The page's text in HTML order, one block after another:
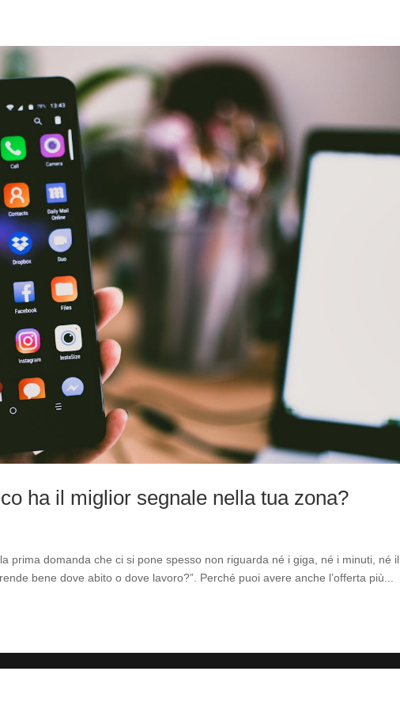
ha il miglior segnale nella tua zona?
prima domanda che ci si pone spesso non riguarda né i giga, né i minuti, né il
bene dove abito o dove lavoro?”. Perché puoi avere anche l’offerta più...